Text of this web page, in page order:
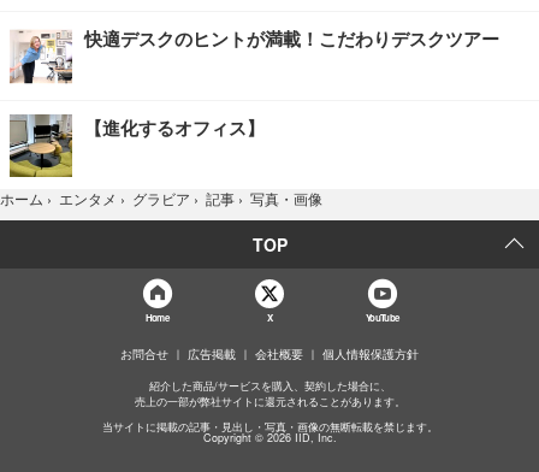
快適デスクのヒントが満載！こだわりデスクツアー
【進化するオフィス】
ホーム › エンタメ › グラビア › 記事 › 写真・画像
TOP
Home X YouTube
お問合せ 広告掲載 会社概要 個人情報保護方針
紹介した商品/サービスを購入、契約した場合に、
売上の一部が弊社サイトに還元されることがあります。
当サイトに掲載の記事・見出し・写真・画像の無断転載を禁じます。
Copyright © 2026 IID, Inc.